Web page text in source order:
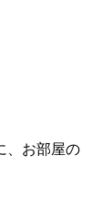
、お部屋の